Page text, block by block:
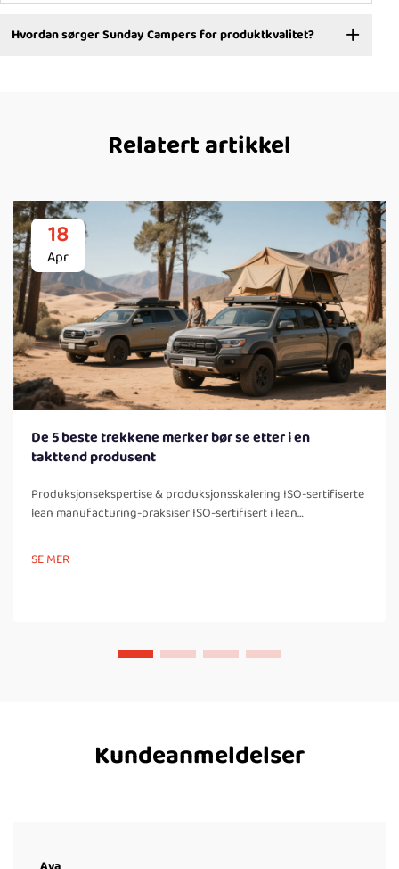
Hvordan sørger Sunday Campers for produktkvalitet?
Relatert artikkel
18
Apr
De 5 beste trekkene merker bør se etter i en
takttend produsent
Produksjonsekspertise & produksjonsskalering ISO-sertifiserte
lean manufacturing-praksiser ISO-sertifisert i lean
ISO-sertifisert i våre lean manufacturing-prosesser, inkludert
forbedringer i...
SE MER
Kundeanmeldelser